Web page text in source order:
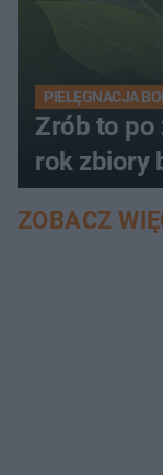
PIELĘGNACJA
Zrób to po
rok zbiory
ZOBACZ